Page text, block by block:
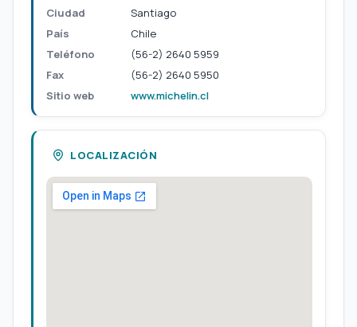
Ciudad
Santiago
País
Chile
Teléfono
(56-2) 2640 5959
Fax
(56-2) 2640 5950
Sitio web
www.michelin.cl
LOCALIZACIÓN